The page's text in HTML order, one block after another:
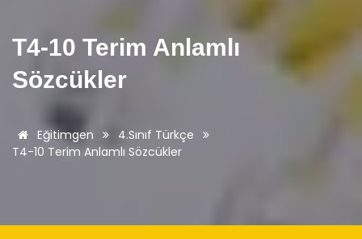
T4-10 Terim Anlamlı
Sözcükler
Eğitimgen
4.Sınıf Türkçe
T4-10 Terim Anlamlı Sözcükler